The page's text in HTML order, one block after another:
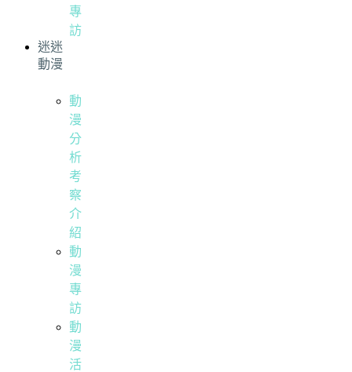
專
訪
迷迷
動漫
動
漫
分
析
考
察
介
紹
動
漫
專
訪
動
漫
活